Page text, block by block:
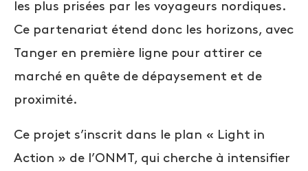
les plus prisées par les voyageurs nordiques.
Ce partenariat étend donc les horizons, avec
Tanger en première ligne pour attirer ce
marché en quête de dépaysement et de
proximité.
Ce projet s’inscrit dans le plan « Light in
Action » de l’ONMT, qui cherche à intensifier